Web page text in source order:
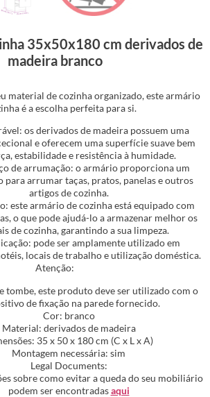
35x50x180 cm derivados de
madeira branco
material de cozinha organizado, este armário
é a escolha perfeita para si.
os derivados de madeira possuem uma
e oferecem uma superfície suave bem
estabilidade e resistência à humidade.
de arrumação: o armário proporciona um
para arrumar taças, pratos, panelas e outros
artigos de cozinha.
este armário de cozinha está equipado com
o que pode ajudá-lo a armazenar melhor os
de cozinha, garantindo a sua limpeza.
pode ser amplamente utilizado em
locais de trabalho e utilização doméstica.
Atenção:
tombe, este produto deve ser utilizado com o
de fixação na parede fornecido.
Cor: branco
Material: derivados de madeira
35 x 50 x 180 cm (C x L x A)
Montagem necessária: sim
Legal Documents:
sobre como evitar a queda do seu mobiliário
podem ser encontradasaqui